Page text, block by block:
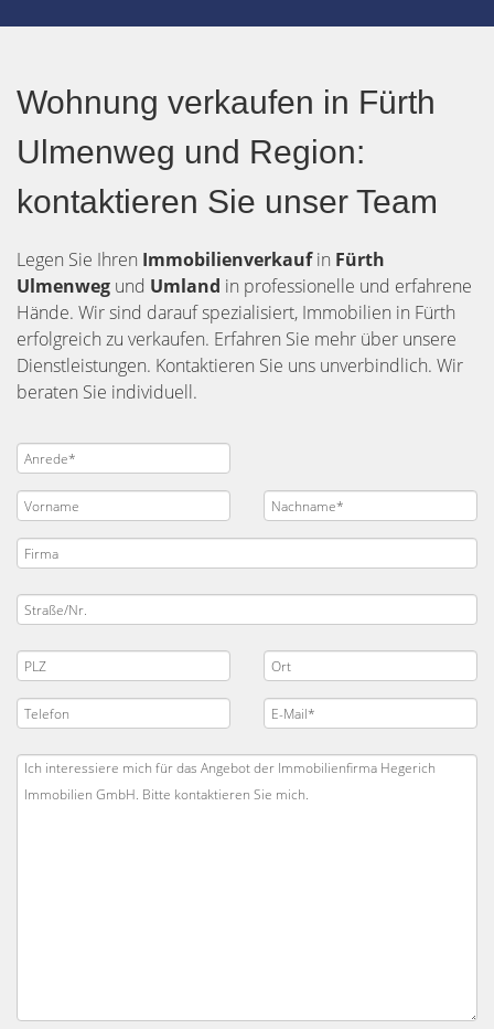
Wohnung verkaufen in Fürth
Ulmenweg und Region:
kontaktieren Sie unser Team
Legen Sie Ihren Immobilienverkaufin Fürth
Ulmenweg und Umland in professionelle und erfahrene
Hände. Wir sind darauf spezialisiert, Immobilien in Fürth
erfolgreich zu verkaufen. Erfahren Sie mehr über unsere
Dienstleistungen. Kontaktieren Sie uns unverbindlich. Wir
beraten Sie individuell.